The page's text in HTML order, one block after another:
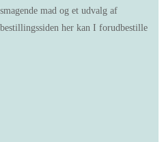
mad og et udvalg af
her kan I forudbestille